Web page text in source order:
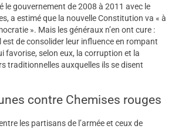
le gouvernement de 2008 à 2011 avec le
a estimé que la nouvelle Constitution va « à
». Mais les généraux n’en ont cure :
est de consolider leur influence en rompant
favorise, selon eux, la corruption et la
traditionnelles auxquelles ils se disent
contre Chemises rouges
les partisans de l’armée et ceux de